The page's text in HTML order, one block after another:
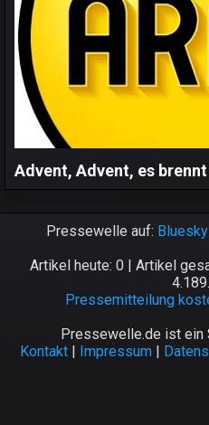
Advent, Advent, es brennt
Pressewelle auf: Bluesky
Artikel heute: 0 | Artikel
Pressemitteilung
Pressewelle.de ist ein
Kontakt | Impressum |